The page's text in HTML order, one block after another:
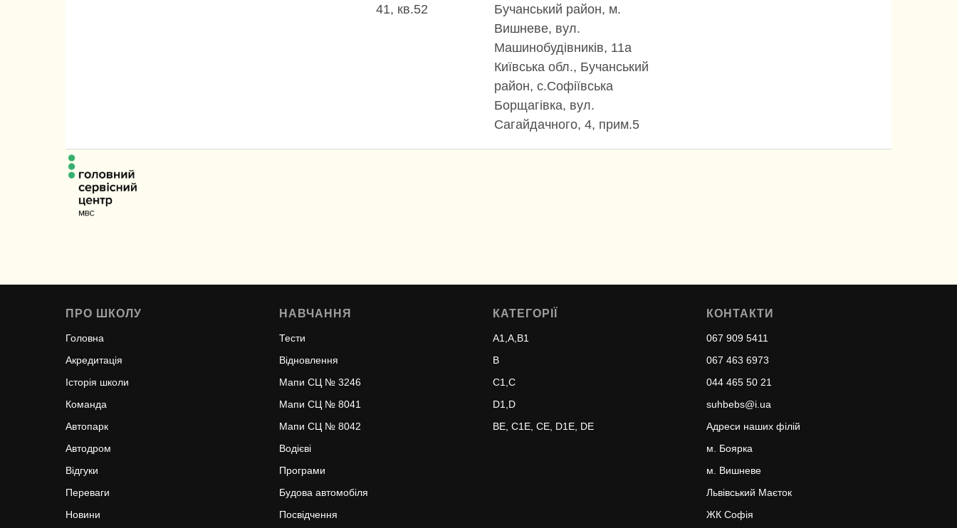
41, кв.52
Бучанський район, м.
Вишневе, вул.
Машинобудівників, 11а
Київська обл., Бучанський
район, c.Софіївська
Борщагівка, вул.
Сагайдачного, 4, прим.5
ПРО ШКОЛУ
Головна
Акредитація
Історія школи
Команда
Автопарк
Автодром
Відгуки
Переваги
Новини
НАВЧАННЯ
Тести
Відновлення
Мапи СЦ № 3246
Мапи СЦ № 8041
Мапи СЦ № 8042
Водієві
Програми
Будова автомобіля
Посвідчення
КАТЕГОРІЇ
A1,A,B1
B
С1,С
D1,D
ВЕ, С1Е, СЕ, D1E, DE
КОНТАКТИ
067 909 5411
067 463 6973
044 465 50 21
suhbebs@i.ua
Адреси наших філій
м. Боярка
м. Вишневе
Львівський Маєток
ЖК Софія